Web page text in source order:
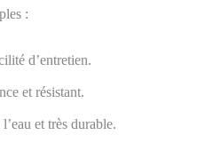
:
d’entretien.
et résistant.
et très durable.